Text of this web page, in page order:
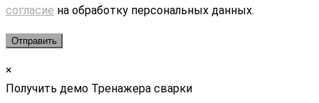
согласие на обработку персональных данных.
×
Получить демо Тренажера сварки